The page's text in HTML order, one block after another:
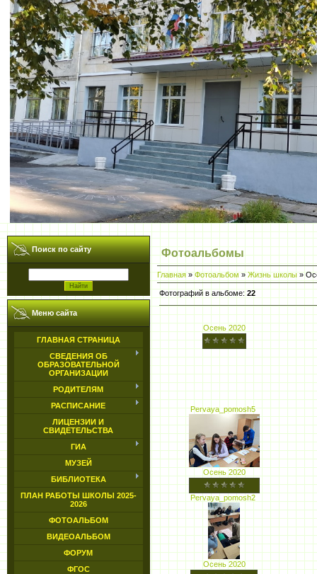
Поиск по сайту
Меню сайта
ГЛАВНАЯ СТРАНИЦА
СВЕДЕНИЯ ОБ
ОБРАЗОВАТЕЛЬНОЙ
ОРГАНИЗАЦИИ
РОДИТЕЛЯМ
РАСПИСАНИЕ
ЛИЦЕНЗИИ И
СВИДЕТЕЛЬСТВА
ГИА
МУЗЕЙ
БИБЛИОТЕКА
ПЛАН РАБОТЫ ШКОЛЫ 2025-
2026
ФОТОАЛЬБОМ
ВИДЕОАЛЬБОМ
ФОРУМ
ФГОС
Фотоальбомы
Главная»Фотоальбом»Жизнь школы»
Фотографий в альбоме: 22
Осень 2020
Pervaya_pomosh5
Осень 2020
Pervaya_pomosh2
Осень 2020